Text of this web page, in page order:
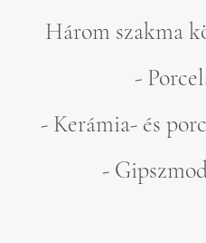
Három szakma
-
- Kerámia- és
-